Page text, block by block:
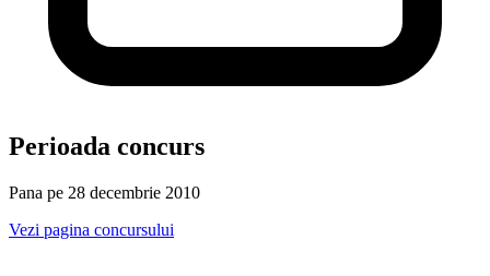
Perioada concurs
Pana pe 28 decembrie 2010
Vezi pagina concursului